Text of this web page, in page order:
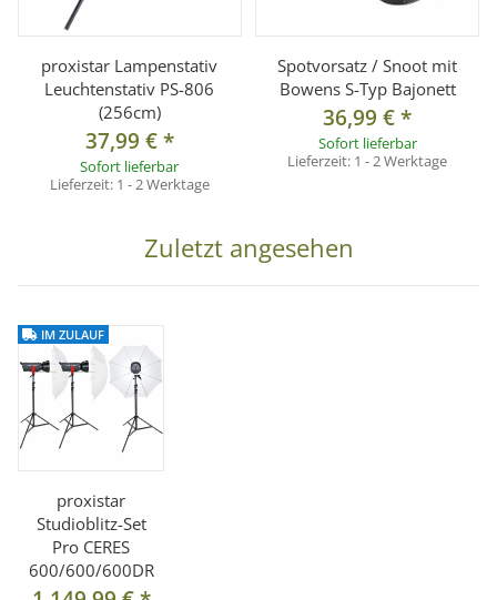
° integrierter Schirmhalter
Technische Daten:
Studioblitz PS-600DR
Blitzleistung
600Ws
Leitzahl (1m/ISO 100)
1/1500 ~ 1/800
Farbtemperatur
Blitzröhre
Remote Empfänger
Überspannungsschutz
Überhitzungsschutz
Überlastungsschutz
proxistar Lampenstativ
Leuchtenstativ PS-806
(256cm)
37,99 €*
Sofort lieferbar
Lieferzeit: 1 - 2 Werktage
Spotvorsatz / Snoot mit
Bowens S-Typ Bajonett
36,99 €*
Sofort lieferbar
Lieferzeit: 1 - 2 Werktage
Zuletzt angesehen
IM ZULAUF
proxistar
Studioblitz-Set
Pro CERES
600/600/600DR